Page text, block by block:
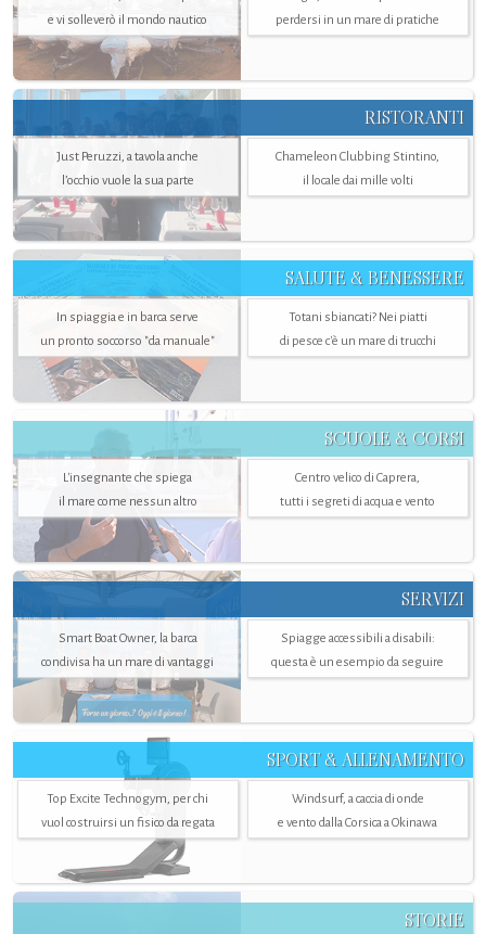
e vi solleverò il mondo nautico
perdersi in un mare di pratiche
RISTORANTI
Just Peruzzi, a tavola anche
l’occhio vuole la sua parte
Chameleon Clubbing Stintino,
il locale dai mille volti
SALUTE & BENESSERE
In spiaggia e in barca serve
un pronto soccorso "da manuale"
Totani sbiancati? Nei piatti
di pesce c'è un mare di trucchi
SCUOLE & CORSI
L'insegnante che spiega
il mare come nessun altro
Centro velico di Caprera,
tutti i segreti di acqua e vento
SERVIZI
Smart Boat Owner, la barca
condivisa ha un mare di vantaggi
Spiagge accessibili a disabili:
questa è un esempio da seguire
SPORT & ALLENAMENTO
Top Excite Technogym, per chi
vuol costruirsi un fisico da regata
Windsurf, a caccia di onde
e vento dalla Corsica a Okinawa
STORIE